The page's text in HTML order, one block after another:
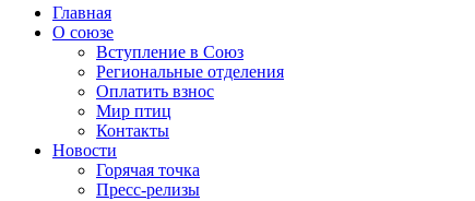
Главная
О союзе
Вступление в Союз
Региональные отделения
Оплатить взнос
Мир птиц
Контакты
Новости
Горячая точка
Пресс-релизы